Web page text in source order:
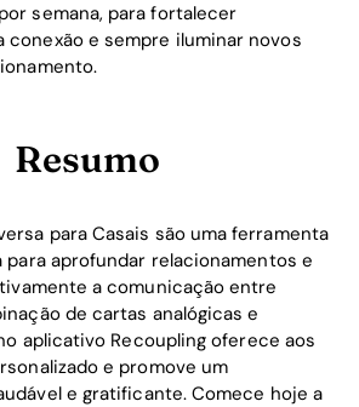
semana, para fortalecer
e sempre iluminar novos
Resumo
para Casais são uma ferramenta
para aprofundar relacionamentos e
a comunicação entre
de cartas analógicas e
aplicativo Recoupling oferece aos
e promove um
e gratificante. Comece hoje a